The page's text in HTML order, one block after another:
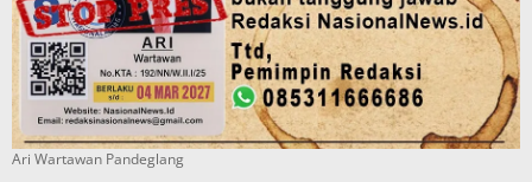
Ari Wartawan Pandeglang